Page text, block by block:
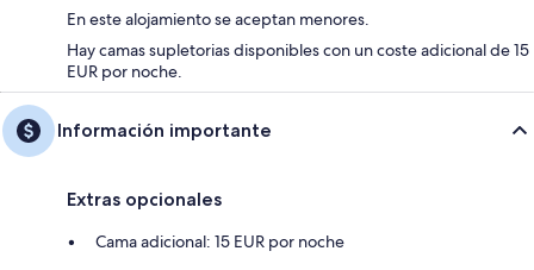
En este alojamiento se aceptan menores.
Hay camas supletorias disponibles con un coste adicional de 15
EUR por noche.
Información importante
Extras opcionales
Cama adicional: 15 EUR por noche